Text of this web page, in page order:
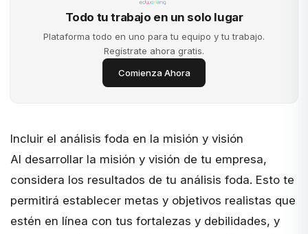
Todo tu trabajo en un solo lugar
Plataforma todo en uno para tu equipo y tu trabajo.
Regístrate ahora gratis.
Comienza Ahora
Incluir el análisis foda en la misión y visión
Al desarrollar la misión y visión de tu empresa,
considera los resultados de tu análisis foda. Esto te
permitirá establecer metas y objetivos realistas que
estén en línea con tus fortalezas y debilidades, y